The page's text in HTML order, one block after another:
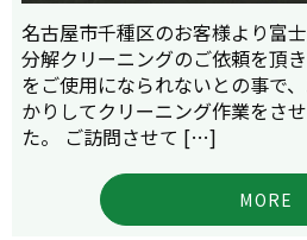
名古屋市千種区のお客様より富
分解クリーニングのご依頼を頂
をご使用になられないとの事で
かりしてクリーニング作業をさ
た。 ご訪問させて […]
MORE